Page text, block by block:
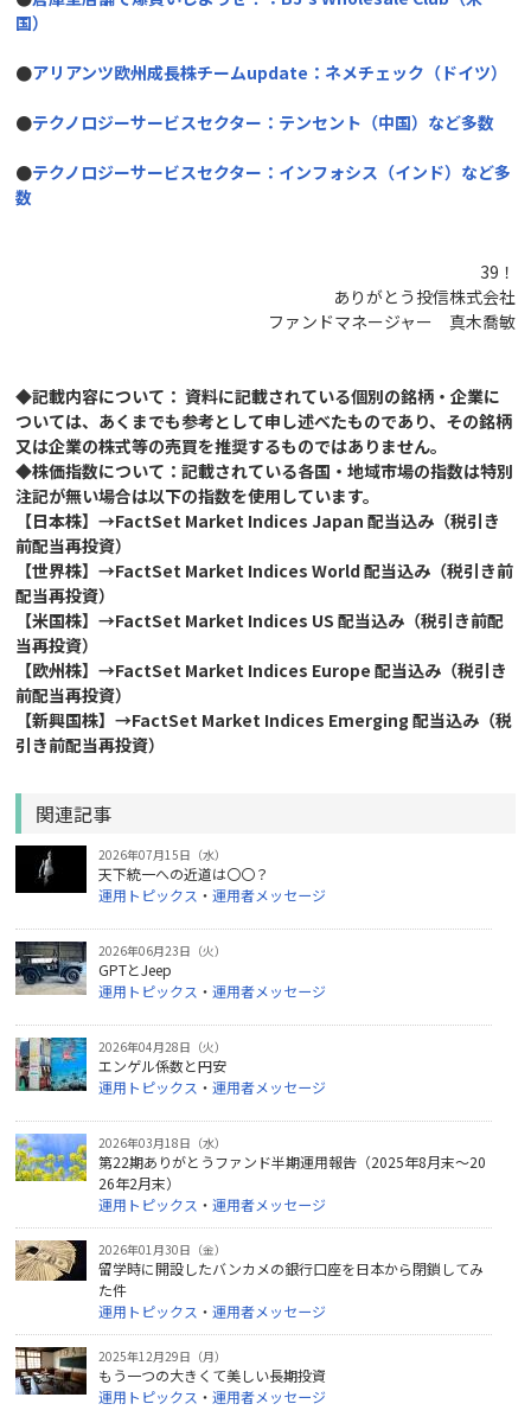
国）
●アリアンツ欧州成長株チームupdate ：ネメチェック（ドイツ）
●テクノロジーサービスセクター：テンセント（中国）など多数
●テクノロジーサービスセクター：インフォシス（インド）など多
数
39！
ありがとう投信株式会社
ファンドマネージャー 真木喬敏
◆記載内容について： 資料に記載されている個別の銘柄・企業に
ついては、あくまでも参考として申し述べたものであり、その銘柄
又は企業の株式等の売買を推奨するものではありません。
◆株価指数について：記載されている各国・地域市場の指数は特別
注記が無い場合は以下の指数を使用しています。
【日本株】→FactSet Market Indices Japan 配当込み（税引き
前配当再投資）
【世界株】→FactSet Market Indices World 配当込み（税引き前
配当再投資）
【米国株】→FactSet Market Indices US 配当込み（税引き前配
当再投資）
【欧州株】→FactSet Market Indices Europe 配当込み（税引き
前配当再投資）
【新興国株】→FactSet Market Indices Emerging 配当込み（税
引き前配当再投資）
関連記事
2026年07月15日（水）
天下統一への近道は〇〇？
運用トピックス ・運用者メッセージ
2026年06月23日（火）
GPTとJeep
運用トピックス ・運用者メッセージ
2026年04月28日（火）
エンゲル係数と円安
運用トピックス ・運用者メッセージ
2026年03月18日（水）
第22期ありがとうファンド半期運用報告（2025年8月末～20
26年2月末）
運用トピックス ・運用者メッセージ
2026年01月30日（金）
留学時に開設したバンカメの銀行口座を日本から閉鎖してみ
た件
運用トピックス ・運用者メッセージ
2025年12月29日（月）
もう一つの大きくて美しい長期投資
運用トピックス ・運用者メッセージ